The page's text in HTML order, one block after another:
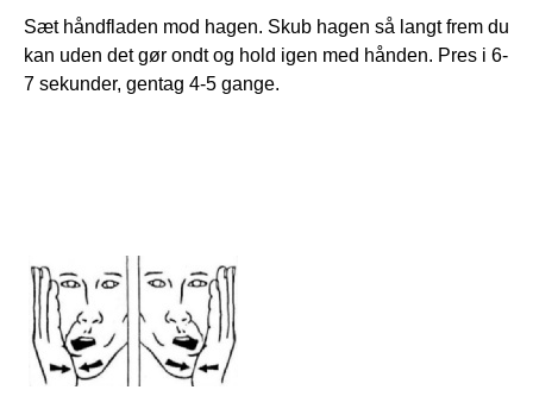
Sæt håndfladen mod hagen. Skub hagen så langt frem du
kan uden det gør ondt og hold igen med hånden. Pres i 6-
7 sekunder, gentag 4-5 gange.